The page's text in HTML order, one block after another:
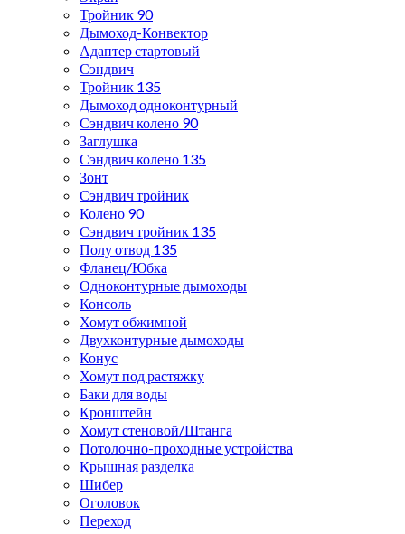
Тройник 90
Дымоход-Конвектор
Адаптер стартовый
Сэндвич
Тройник 135
Дымоход одноконтурный
Сэндвич колено 90
Заглушка
Сэндвич колено 135
Зонт
Сэндвич тройник
Колено 90
Сэндвич тройник 135
Полу отвод 135
Фланец/Юбка
Одноконтурные дымоходы
Консоль
Хомут обжимной
Двухконтурные дымоходы
Конус
Хомут под растяжку
Баки для воды
Кронштейн
Хомут стеновой/Штанга
Потолочно-проходные устройства
Крышная разделка
Шибер
Оголовок
Переход